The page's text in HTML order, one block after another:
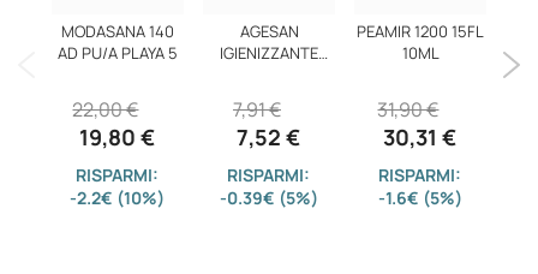
MODASANA 140
AD PU/A PLAYA 5
19,80 €
22,00 €
RISPARMI:
-2.2€ (10%)
AGESAN
IGIENIZZANTE
7,52 €
7,91 €
RISPARMI:
-0.39€ (5%)
PEAMIR 1200 15FL
10ML
30,31 €
31,90 €
RISPARMI:
-1.6€ (5%)